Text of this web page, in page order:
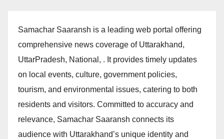
Samachar Saaransh is a leading web portal offering
comprehensive news coverage of Uttarakhand,
UttarPradesh, National, . It provides timely updates
on local events, culture, government policies,
tourism, and environmental issues, catering to both
residents and visitors. Committed to accuracy and
relevance, Samachar Saaransh connects its
audience with Uttarakhand’s unique identity and